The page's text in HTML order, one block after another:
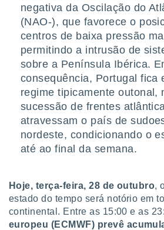
cookies,
site
caso,
de que
não
cookies
o
ou
negativa da Oscilação do
(NAO-), que favorece o
centros de baixa pressão
permitindo a intrusão de
sobre a Península Ibérica.
consequência, Portugal fica
regime tipicamente outonal,
sucessão de frentes
atravessam o país de
nordeste, condicionando o
até ao final da semana.
Hoje, terça-feira, 28 de outubro,
estado do tempo será notório em
continental. Entre as 15:00 e as
europeu (ECMWF) prevê